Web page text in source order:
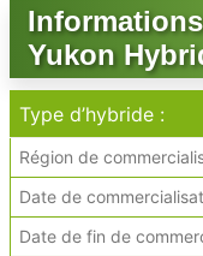
Yukon
Type d’hybride :
Région de
Date de
Date de fin de